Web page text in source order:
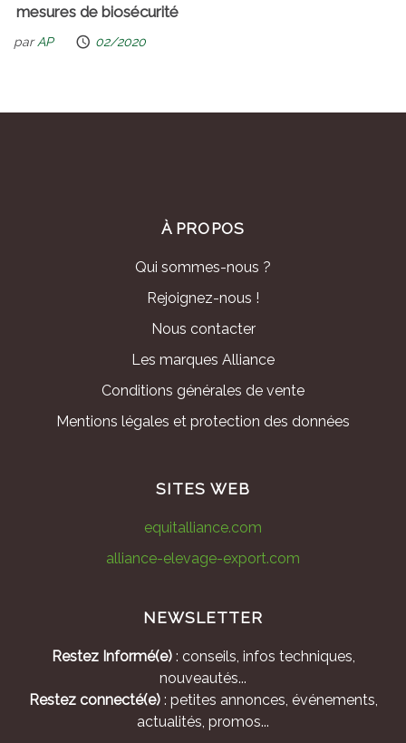
mesures de biosécurité
parAP 02/2020
À PROPOS
Qui sommes-nous ?
Rejoignez-nous !
Nous contacter
Les marques Alliance
Conditions générales de vente
Mentions légales et protection des données
SITES WEB
equitalliance.com
alliance-elevage-export.com
NEWSLETTER
Restez Informé(e): conseils, infos techniques,
nouveautés...
Restez connecté(e): petites annonces, événements,
actualités, promos...